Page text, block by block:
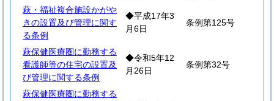
萩・福祉複合施設かがや
きの設置及び管理に関す
る条例
◆平成17年3
月6日
条例第125号
萩保健医療圏に勤務する
看護師等の住宅の設置及
び管理に関する条例
◆令和5年12
月26日
条例第32号
萩保健医療圏に勤務する